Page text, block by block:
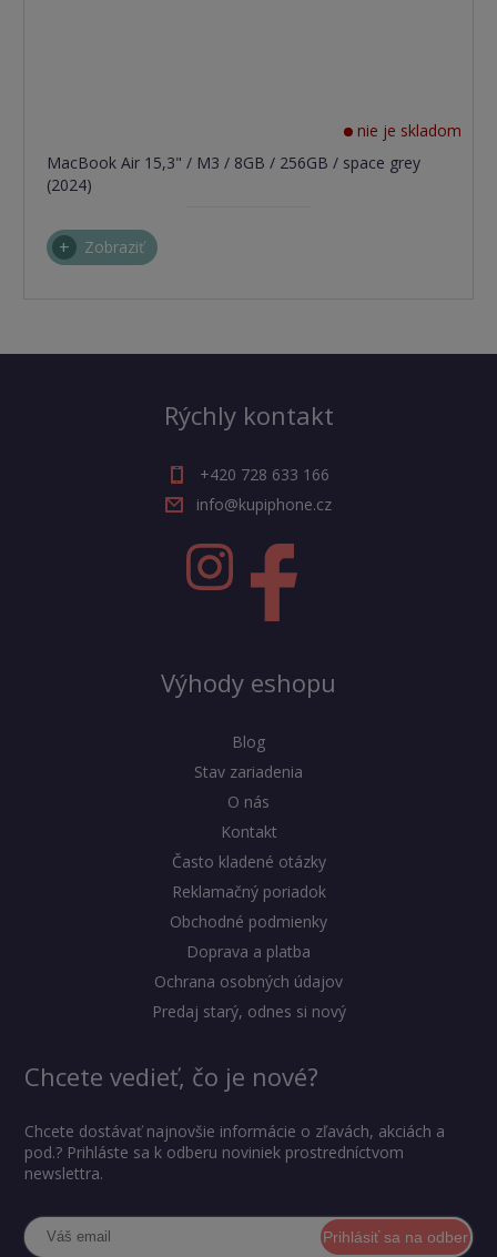
nie je skladom
MacBook Air 15,3" / M3 / 8GB / 256GB / space grey
(2024)
Zobraziť
Rýchly kontakt
+420 728 633 166
info@kupiphone.cz
Výhody eshopu
Blog
Stav zariadenia
O nás
Kontakt
Často kladené otázky
Reklamačný poriadok
Obchodné podmienky
Doprava a platba
Ochrana osobných údajov
Predaj starý, odnes si nový
Chcete vedieť, čo je nové?
Chcete dostávať najnovšie informácie o zľavách, akciách a
pod.? Prihláste sa k odberu noviniek prostredníctvom
newslettra.
Prihlásiť sa na odber